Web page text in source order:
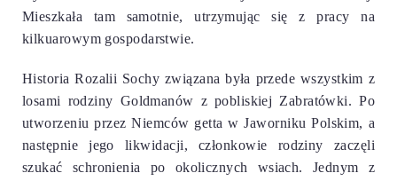
Mieszkała tam samotnie, utrzymując się z pracy na
kilkuarowym gospodarstwie.
Historia Rozalii Sochy związana była przede wszystkim z
losami rodziny Goldmanów z pobliskiej Zabratówki. Po
utworzeniu przez Niemców getta w Jaworniku Polskim, a
następnie jego likwidacji, członkowie rodziny zaczęli
szukać schronienia po okolicznych wsiach. Jednym z